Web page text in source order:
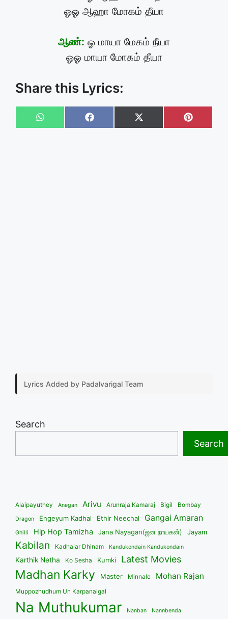
ஓஓ ஆஹா மோகம் தீயா
ஆண்: ஓ மாயா மேகம் நீயா
ஓஓ மாயா மோகம் தீயா
Share this Lyrics:
Share
on
Share
on
Share
on
Share
on
Lyrics Added by Padalvarigal Team
Search
Search
Alaipayuthey Anegan Arivu Arunraja Kamaraj Bigil Bombay
Dragon Engeyum Kadhal Ethir Neechal Gangai Amaran
Ghilli Hip Hop Tamizha Jana Nayagan(ஜன நாயகன்) Jayam
Kabilan Kadhalar Dhinam Kandukondain Kandukondain
Karthik Netha Ko Sesha Kumki Latest Movies
Madhan Karky Master Minnale Mohan Rajan
Muppozhudhum Un Karpanaigal
Na Muthukumar Nanban Nannbenda